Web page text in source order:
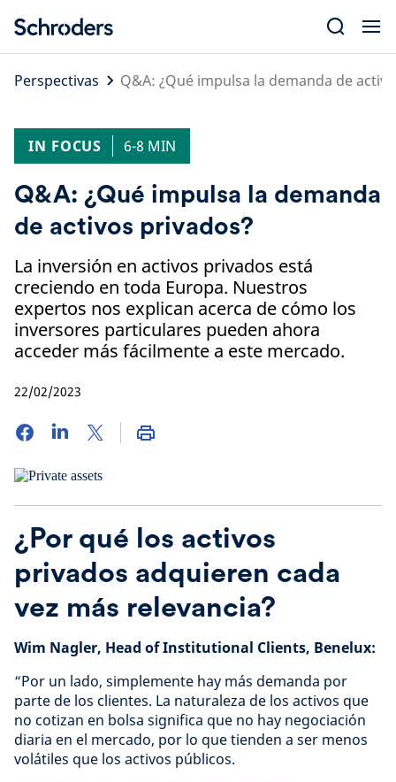
content
Perspectivas
Q&A: ¿Qué impulsa la demanda de
IN FOCUS 6-8 MIN
Q&A: ¿Qué impulsa la demanda
de activos privados?
La inversión en activos privados está
creciendo en toda Europa. Nuestros
expertos nos explican acerca de cómo los
inversores particulares pueden ahora
acceder más fácilmente a este mercado.
22/02/2023
¿Por qué los activos
privados adquieren cada
vez más relevancia?
Wim Nagler, Head of Institutional Clients, Benelux:
“Por un lado, simplemente hay más demanda por
parte de los clientes. La naturaleza de los activos que
no cotizan en bolsa significa que no hay negociación
diaria en el mercado, por lo que tienden a ser menos
volátiles que los activos públicos.